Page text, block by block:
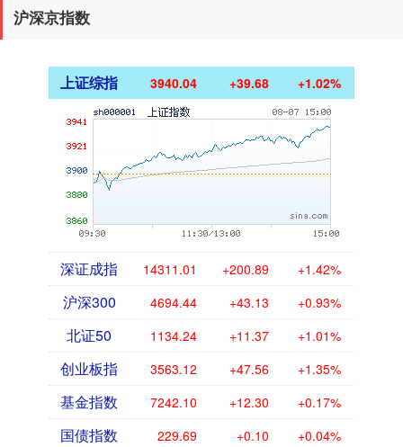
沪深京指数
上证综指 3940.04 +39.68 +1.02%
深证成指 14311.01 +200.89 +1.42%
沪深300 4694.44 +43.13 +0.93%
北证50 1134.24 +11.37 +1.01%
创业板指 3563.12 +47.56 +1.35%
基金指数 7242.10 +12.30 +0.17%
国债指数 229.69 +0.10 +0.04%